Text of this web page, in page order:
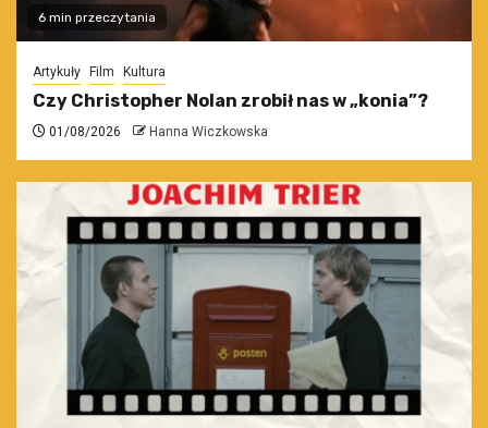
6 min przeczytania
Artykuły Film Kultura
Czy Christopher Nolan zrobił nas w „konia”?
01/08/2026 Hanna Wiczkowska